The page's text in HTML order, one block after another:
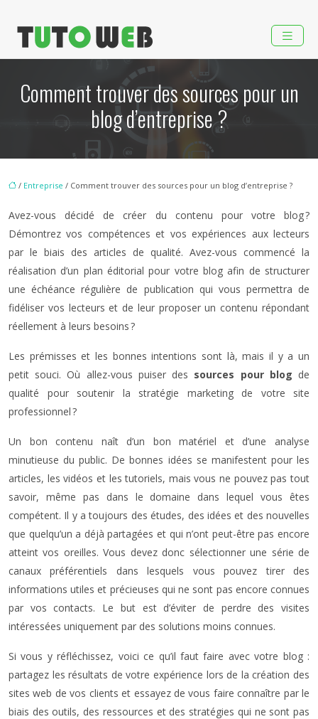
Comment trouver des sources pour un
blog d’entreprise ?
/ Entreprise / Comment trouver des sources pour un blog d’entreprise ?
Avez-vous décidé de créer du contenu pour votre blog ?
Démontrez vos compétences et vos expériences aux lecteurs
par le biais des articles de qualité. Avez-vous commencé la
réalisation d’un plan éditorial pour votre blog afin de structurer
une échéance régulière de publication qui vous permettra de
fidéliser vos lecteurs et de leur proposer un contenu répondant
réellement à leurs besoins ?
Les prémisses et les bonnes intentions sont là, mais il y a un
petit souci. Où allez-vous puiser des sources pour blog de
qualité pour soutenir la stratégie marketing de votre site
professionnel ?
Un bon contenu naît d’un bon matériel et d’une analyse
minutieuse du public. De bonnes idées se manifestent pour les
articles, les vidéos et les tutoriels, mais vous ne pouvez pas tout
savoir, même pas dans le domaine dans lequel vous êtes
compétent. Il y a toujours des études, des idées et des nouvelles
que quelqu’un a déjà partagées et qui n’ont peut-être pas encore
atteint vos oreilles. Vous devez donc sélectionner une série de
canaux préférentiels dans lesquels vous pouvez tirer des
informations utiles et précieuses qui ne sont pas encore connues
par vos contacts. Le but est d’éviter de perdre des visites
intéressées uniquement par des solutions moins connues.
Si vous y réfléchissez, voici ce qu’il faut faire avec votre blog :
partagez les résultats de votre expérience lors de la création des
sites web de vos clients et essayez de vous faire connaître par le
biais des outils, des ressources et des stratégies qui ne sont pas